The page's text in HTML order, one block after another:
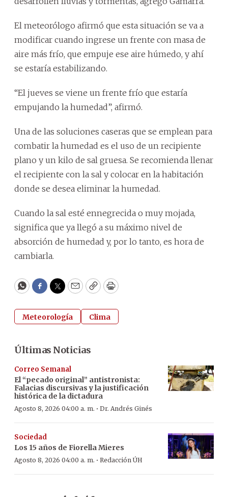
El meteorólogo afirmó que esta situación se va a
modificar cuando ingrese un frente con masa de
aire más frío, que empuje ese aire húmedo, y ahí
se estaría estabilizando.
“El jueves se viene un frente frío que estaría
empujando la humedad”, afirmó.
Una de las soluciones caseras que se emplean para
combatir la humedad es el uso de un recipiente
plano y un kilo de sal gruesa. Se recomienda llenar
el recipiente con la sal y colocar en la habitación
donde se desea eliminar la humedad.
Cuando la sal esté ennegrecida o muy mojada,
significa que ya llegó a su máximo nivel de
absorción de humedad y, por lo tanto, es hora de
cambiarla.
WhatsApp
Facebook
Twitter
EmailCopyPrint
Meteorología Clima
Últimas Noticias
Correo Semanal
El “pecado original” antistronista:
Falacias discursivas y la justificación
histórica de la dictadura
Agosto 8, 2026 04:00 a. m. · Dr. Andrés Ginés
Sociedad
Los 15 años de Fiorella Mieres
Agosto 8, 2026 04:00 a. m. · Redacción ÚH